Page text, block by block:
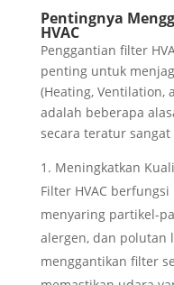
Pentingnya
HVAC
Penggantian filter
penting untuk
(Heating, Ventilation,
adalah beberapa
secara teratur
Meningkatkan
Filter HVAC
menyaring partikel-
alergen, dan polutan
menggantikan filter